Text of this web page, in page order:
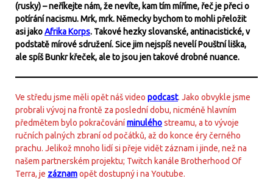
(rusky) – neříkejte nám, že nevíte, kam tím míříme, řeč je přeci o
potírání nacismu. Mrk, mrk. Německy bychom to mohli přeložit
asi jakoAfrika Korps. Takové hezky slovanské, antinacistické, v
podstatě mírové sdružení. Sice jim nejspíš nevelí Pouštní liška,
ale spíš Bunkr křeček, ale to jsou jen takové drobné nuance.
Ve středu jsme měli opět náš video podcast. Jako obvykle jsme
probrali vývoj na frontě za poslední dobu, nicméně hlavním
předmětem bylo pokračováníminuléhostreamu, a to vývoje
ručních palných zbraní od počátků, až do konce éry černého
prachu. Jelikož mnoho lidí si přeje vidět záznam i jinde, než na
našem partnerském projektu; Twitch kanále Brotherhood Of
Terra, je záznamopět dostupný i na Youtube.